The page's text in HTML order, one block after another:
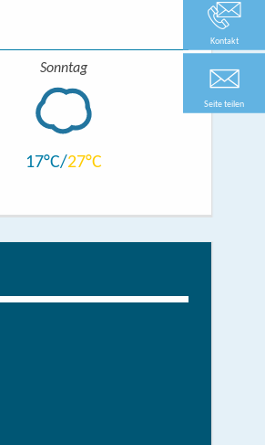
Sonntag
17 27
Kontakt
Seite teilen